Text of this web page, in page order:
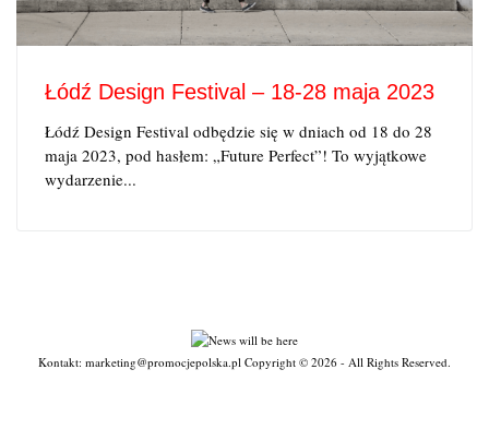
Łódź Design Festival – 18-28 maja 2023
Łódź Design Festival odbędzie się w dniach od 18 do 28
maja 2023, pod hasłem: „Future Perfect”! To wyjątkowe
wydarzenie...
Kontakt: marketing@promocjepolska.pl Copyright © 2026 - All Rights Reserved.